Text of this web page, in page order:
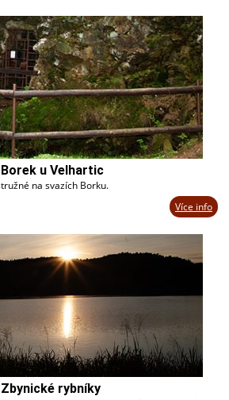
u Velhartic
na svazích Borku.
Více info
rybníky